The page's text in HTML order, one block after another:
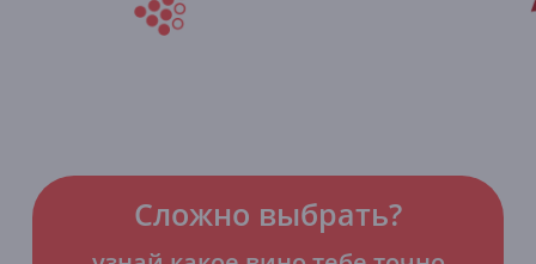
Сложно выбрать?